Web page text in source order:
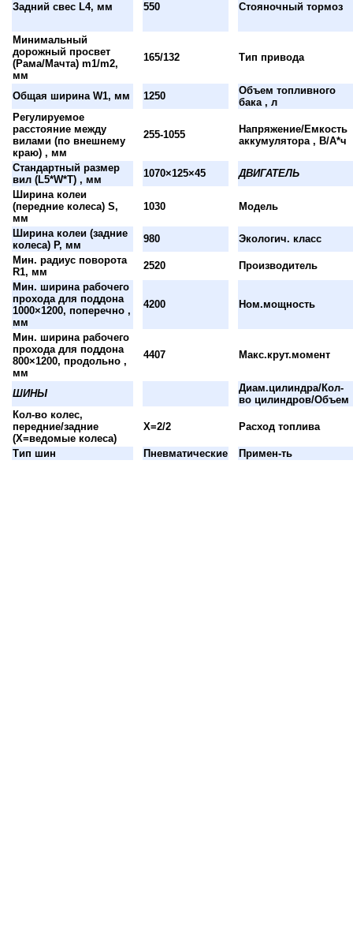
Задний свес L4, мм 550 Стояночный тормоз
Минимальный
дорожный просвет
(Рама/Мачта) m1/m2,
мм
165/132 Тип привода
Общая ширина W1, мм 1250
Объем топливного
бака , л
Регулируемое
расстояние между
вилами (по внешнему
краю) , мм
255-1055
Напряжение/Емкость
аккумулятора , В/А*ч
Стандартный размер
вил (L5*W*T) , мм
1070×125×45
ДВИГАТЕЛЬ
Ширина колеи
(передние колеса) S,
мм
1030 Модель
Ширина колеи (задние
колеса) P, мм
980
Экологич. класс
Мин. радиус поворота
R1, мм
2520
Производитель
Мин. ширина рабочего
прохода для поддона
1000×1200, поперечно ,
мм
4200 Ном.мощность
Мин. ширина рабочего
прохода для поддона
800×1200, продольно ,
мм
4407 Макс.крут.момент
ШИНЫ
Диам.цилиндра/Кол-
во цилиндров/Объем
Кол-во колес,
передние/задние
(X=ведомые колеса)
X=2/2 Расход топлива
Тип шин Пневматические Примен-ть